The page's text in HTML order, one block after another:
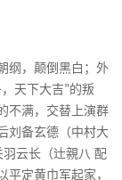
纲，颠倒黑白；外
天下大吉”的叛
不满，交替上演群
刘备玄德（中村大
云长（辻親八 配
定黄巾军起家，